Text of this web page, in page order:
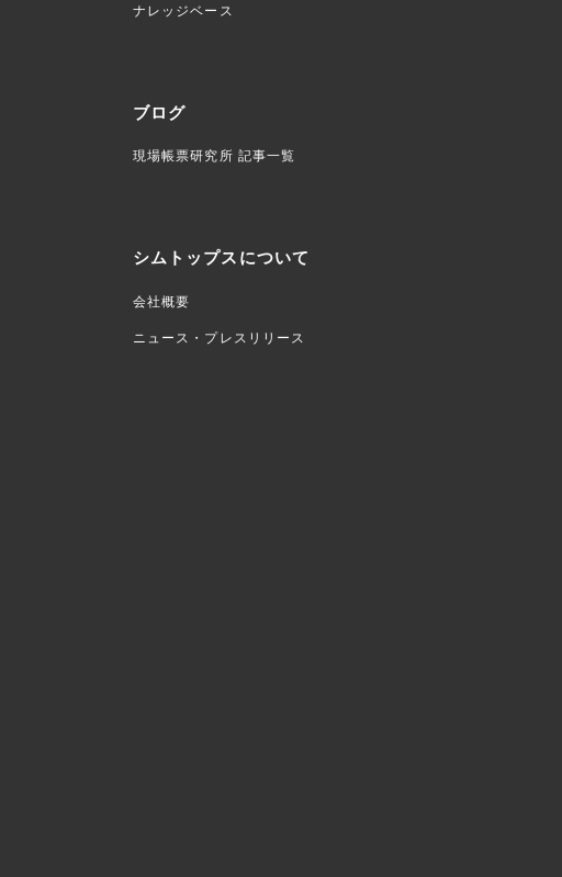
ナレッジベース
ブログ
現場帳票研究所 記事一覧
シムトップスについて
会社概要
ニュース・プレスリリース